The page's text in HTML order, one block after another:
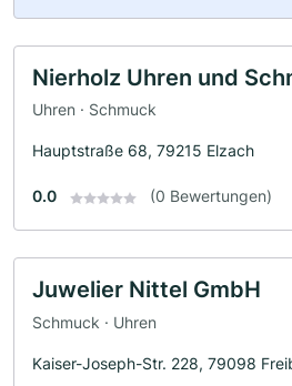
Nierholz Uhren und
Uhren · Schmuck
Hauptstraße 68, 79215 Elzach
0.0 (0 Bewertungen)
Juwelier Nittel GmbH
Schmuck · Uhren
Kaiser-Joseph-Str. 228, 79098